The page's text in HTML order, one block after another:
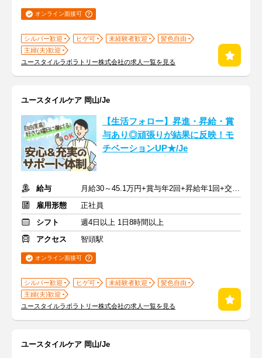
オンライン面接可
シルバー歓迎 ヒゲ可 未経験者歓迎
髪色自由
主婦(夫)歓迎
ユースタイルラボラトリー株式会社の求人一覧を見る
ユースタイルケア 岡山/Je
【生活フォロー】昇進・昇給・賞
与あり◎頑張りが結果に反映！モ
チベーションUP★/Je
給与
月給30～45.1万円+賞与年2回+昇給年1回+交通費全額
雇用形態
正社員
シフト
週4日以上 1日8時間以上
アクセス
智頭駅
オンライン面接可
シルバー歓迎 ヒゲ可 未経験者歓迎
髪色自由
主婦(夫)歓迎
ユースタイルラボラトリー株式会社の求人一覧を見る
ユースタイルケア 岡山/Je